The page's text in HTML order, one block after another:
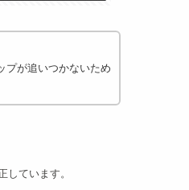
プが追いつかないため
ています。